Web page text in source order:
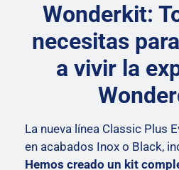
Wonderkit:
necesitas
a vivir la
La nueva línea Classic Plus
en acabados Inox o Black,
Hemos creado un kit